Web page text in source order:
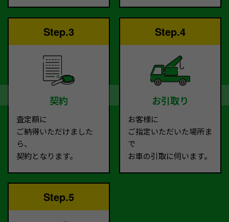
Step.3
契約
査定額に
ご納得いただけました
ら、
契約となります。
Step.4
お引取り
お客様に
ご指定いただいた場所ま
で
お車の引取に伺います。
Step.5